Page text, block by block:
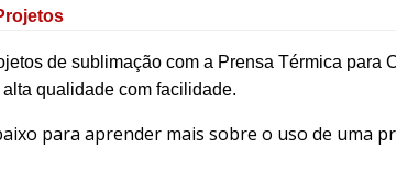
de sublimação com a Prensa Térmica
qualidade com facilidade.
para aprender mais sobre o uso de uma